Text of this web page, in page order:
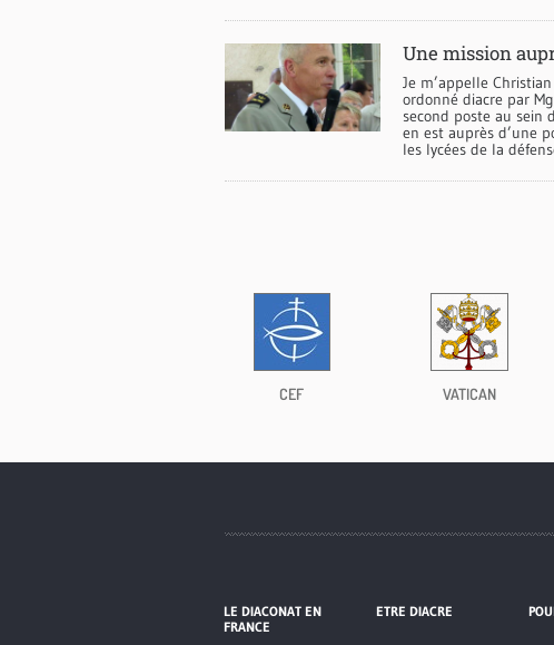
Une mission
Je m’appelle
ordonné diacre par
second poste au sein
en est auprès d’une
les lycées de la
CEF VATICAN
LE DIACONAT EN
FRANCE
ETRE DIACRE